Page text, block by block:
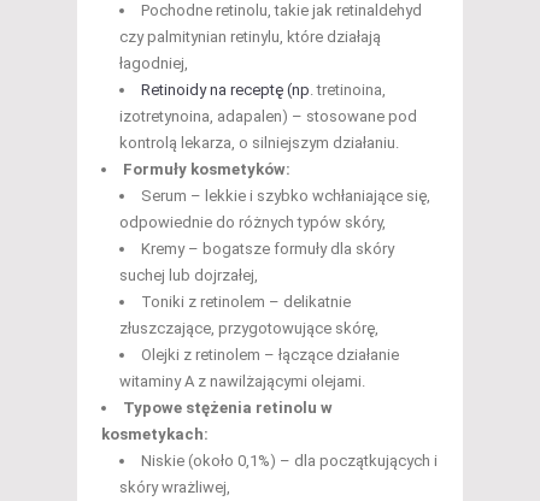
Pochodne retinolu, takie jak retinaldehyd
czy palmitynian retinylu, które działają
łagodniej,
Retinoidy na receptę (np. tretinoina,
izotretynoina, adapalen) – stosowane pod
kontrolą lekarza, o silniejszym działaniu.
Formuły kosmetyków:
Serum – lekkie i szybko wchłaniające się,
odpowiednie do różnych typów skóry,
Kremy – bogatsze formuły dla skóry
suchej lub dojrzałej,
Toniki z retinolem – delikatnie
złuszczające, przygotowujące skórę,
Olejki z retinolem – łączące działanie
witaminy A z nawilżającymi olejami.
Typowe stężenia retinolu w
kosmetykach:
Niskie (około 0,1%) – dla początkujących i
skóry wrażliwej,